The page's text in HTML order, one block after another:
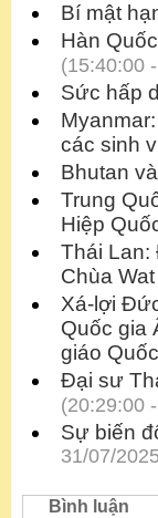
Bí mật
Hàn
(15:40:00
Sức hấp
các sinh
Bhutan
Trung
Hiệp
Thái Lan:
Chùa
Xá-lợi
Quốc gia
giáo
Đại sư
(20:29:00
Sự biến
31/07/
Bình luận